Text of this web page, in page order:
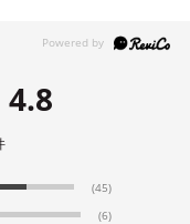
4.8
(45)
(6)